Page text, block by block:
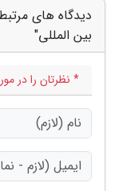
دیدگاه های
بین المللی"
* نظرتان را در